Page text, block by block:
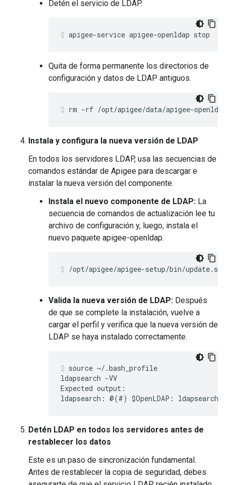
Detén el servicio de LDAP.
apigee-service apigee-openldap stop
Quita de forma permanente los directorios de
configuración y datos de LDAP antiguos.
rm -rf /opt/apigee/data/apigee-
Instala y configura la nueva versión de LDAP
En todos los servidores LDAP, usa las secuencias de
comandos estándar de Apigee para descargar e
instalar la nueva versión del componente.
Instala el nuevo componente de LDAP: La
secuencia de comandos de actualización lee tu
archivo de configuración y, luego, instala el
nuevo paquete apigee-openldap.
/opt/apigee/apigee-setup/bin/
Valida la nueva versión de LDAP: Después
de que se complete la instalación, vuelve a
cargar el perfil y verifica que la nueva versión de
LDAP se haya instalado correctamente.
source ~/.bash_profile
ldapsearch -VV
Expected output:
ldapsearch: @(#) $OpenLDAP: ldapsearch
Detén LDAP en todos los servidores antes de
restablecer los datos
Este es un paso de sincronización fundamental.
Antes de restablecer la copia de seguridad, debes